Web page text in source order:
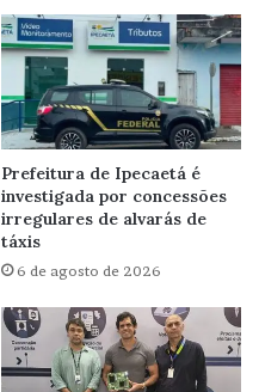
Prefeitura de Ipecaetá é
investigada por concessões
irregulares de alvarás de
táxis
6 de agosto de 2026